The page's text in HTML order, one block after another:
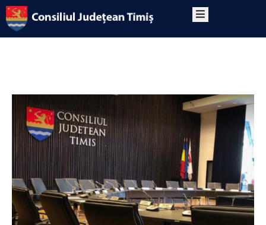
PROGRAM
CONTACT